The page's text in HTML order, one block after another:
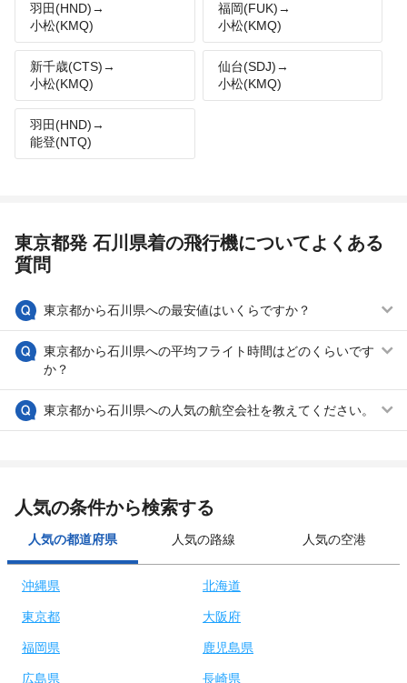
羽田(HND)→
小松(KMQ)
福岡(FUK)→
小松(KMQ)
新千歳(CTS)→
小松(KMQ)
仙台(SDJ)→
小松(KMQ)
羽田(HND)→
能登(NTQ)
東京都発 石川県着の飛行機についてよくある
質問
東京都から石川県への最安値はいくらですか？
東京都から石川県への平均フライト時間はどのくらいです
か？
東京都から石川県への人気の航空会社を教えてください。
人気の条件から検索する
人気の都道府県 人気の路線 人気の空港
沖縄県 北海道
東京都 大阪府
福岡県 鹿児島県
広島県 長崎県